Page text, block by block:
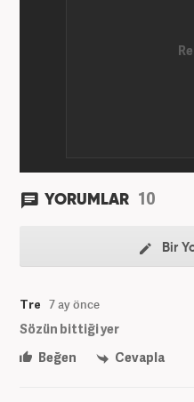
YORUMLAR 10
Bir
Tre 7 ay önce
Sözün bittiği yer
Beğen
Cevapla